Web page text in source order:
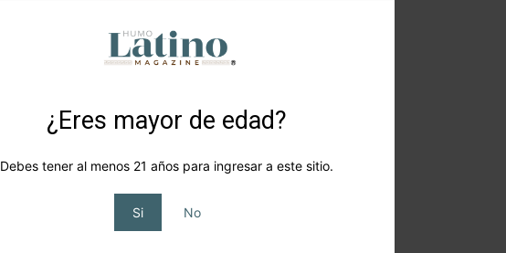
¿Eres mayor de edad?
Debes tener al menos 21 años para ingresar a este sitio.
Si No